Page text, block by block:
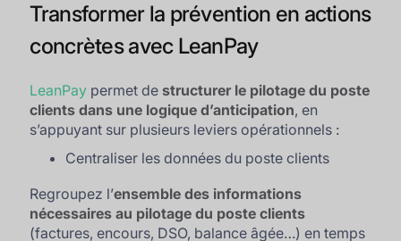
Transformer la prévention en actions
concrètes avec LeanPay
LeanPay permet de structurer le pilotage du poste
clients dans une logique d’anticipation, en
s’appuyant sur plusieurs leviers opérationnels :
Centraliser les données du poste clients
Regroupez l’ensemble des informations
nécessaires au pilotage du poste clients
(factures, encours, DSO, balance âgée…) en temps